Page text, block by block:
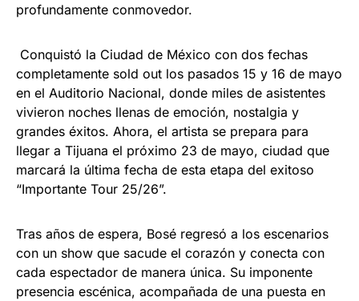
profundamente conmovedor.
Conquistó la Ciudad de México con dos fechas
completamente sold out los pasados 15 y 16 de mayo
en el Auditorio Nacional, donde miles de asistentes
vivieron noches llenas de emoción, nostalgia y
grandes éxitos. Ahora, el artista se prepara para
llegar a Tijuana el próximo 23 de mayo, ciudad que
marcará la última fecha de esta etapa del exitoso
“Importante Tour 25/26”.
Tras años de espera, Bosé regresó a los escenarios
con un show que sacude el corazón y conecta con
cada espectador de manera única. Su imponente
presencia escénica, acompañada de una puesta en